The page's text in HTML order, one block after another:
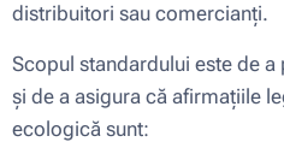
distribuitori sau comercianți.
Scopul standardului este de a
și de a asigura că afirmațiile
ecologică sunt: